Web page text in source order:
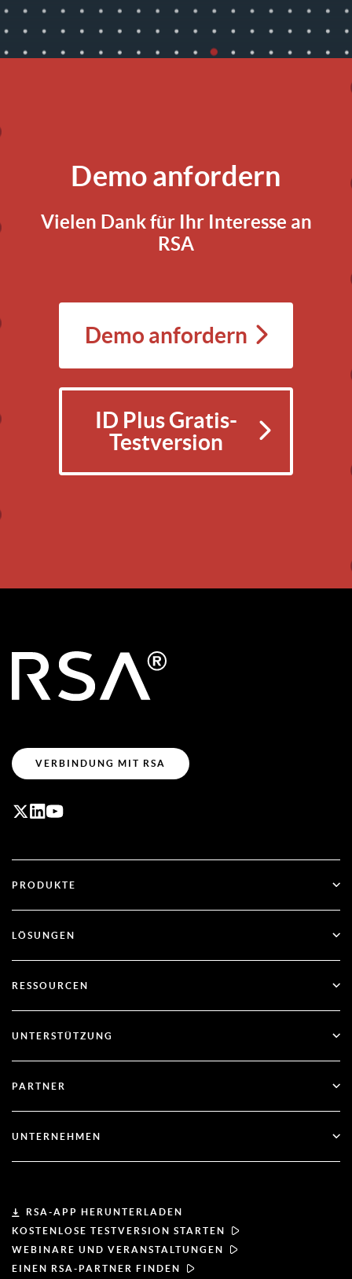
Demo anfordern
Vielen Dank für Ihr Interesse an
RSA
Demo anfordern
ID Plus Gratis-
Testversion
VERBINDUNG MIT RSA
PRODUKTE
SecurID
LÖSUNGEN
Multi-Faktor-Authentifizierung
Finanzdienstleistungen
RESSOURCEN
Blog
Dokumentation
UNTERSTÜTZUNG
Kundenbetreuung
PARTNER
Partner werden
UNTERNEHMEN
Leiterschaft
Nachrichten & Presse
RSA-APP HERUNTERLADEN
KOSTENLOSE TESTVERSION STARTEN
WEBINARE UND VERANSTALTUNGEN
EINEN RSA-PARTNER FINDEN